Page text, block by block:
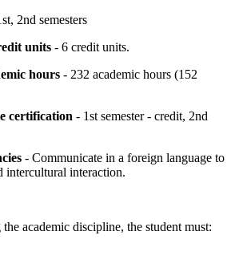
2nd semesters
units - 6 credit units.
hours - 232 academic hours (152
certification - 1st semester - credit, 2nd
- Communicate in a foreign language to
intercultural interaction.
academic discipline, the student must: